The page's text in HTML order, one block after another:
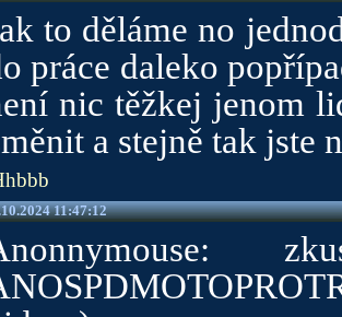
to děláme no
práce daleko
nic těžkej jenom
a stejně tak jste
11:47:12